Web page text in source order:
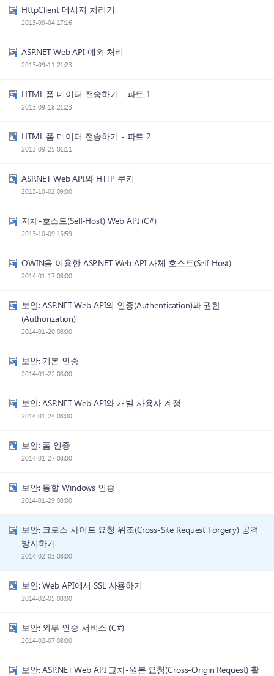
HttpClient 메시지 처리기
2013-09-04 17:16
ASP.NET Web API 예외 처리
2013-09-11 21:23
HTML 폼 데이터 전송하기 - 파트 1
2013-09-18 21:23
HTML 폼 데이터 전송하기 - 파트 2
2013-09-25 01:11
ASP.NET Web API와 HTTP 쿠키
2013-10-02 09:00
자체-호스트(Self-Host) Web API (C#)
2013-10-09 15:59
OWIN을 이용한 ASP.NET Web API 자체 호스트(Self-Host)
2014-01-17 08:00
보안: ASP.NET Web API의 인증(Authentication)과 권한
(Authorization)
2014-01-20 08:00
보안: 기본 인증
2014-01-22 08:00
보안: ASP.NET Web API와 개별 사용자 계정
2014-01-24 08:00
보안: 폼 인증
2014-01-27 08:00
보안: 통합 Windows 인증
2014-01-29 08:00
보안: 크로스 사이트 요청 위조(Cross-Site Request Forgery) 공격
방지하기
2014-02-03 08:00
보안: Web API에서 SSL 사용하기
2014-02-05 08:00
보안: 외부 인증 서비스 (C#)
2014-02-07 08:00
보안: ASP.NET Web API 교차-원본 요청(Cross-Origin Request) 활